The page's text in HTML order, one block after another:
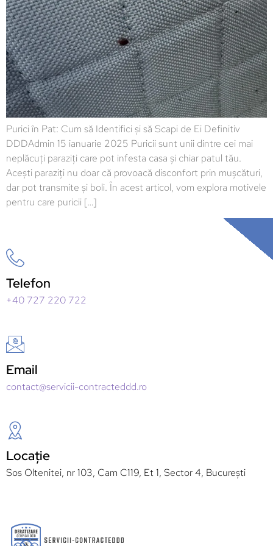
Purici în Pat: Cum să Identifici și să Scapi de Ei Definitiv
DDDAdmin 15 ianuarie 2025 Puricii sunt unii dintre cei mai
neplăcuți paraziți care pot infesta casa și chiar patul tău.
Acești paraziți nu doar că provoacă disconfort prin mușcături,
dar pot transmite și boli. În acest articol, vom explora motivele
pentru care puricii […]
Telefon
+40 727 220 722
Email
contact@servicii-contracteddd.ro
Locație
Sos Oltenitei, nr 103, Cam C119, Et 1, Sector 4, București